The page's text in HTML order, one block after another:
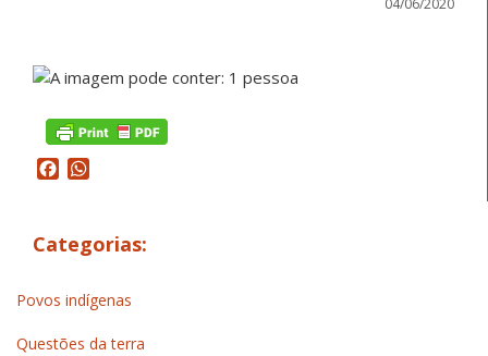
Facebook
Categorias:
Povos indígenas
Questões da terra